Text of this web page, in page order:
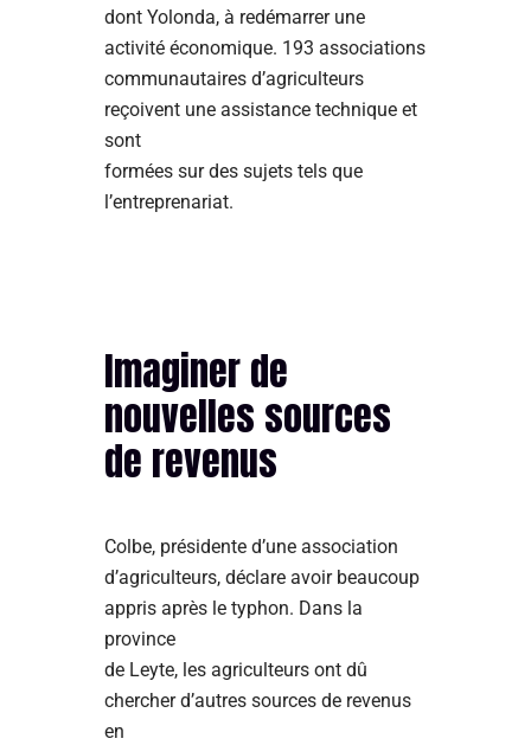
dont Yolonda, à redémarrer une
activité économique. 193 associations
communautaires d’agriculteurs
reçoivent une assistance technique et
sont
formées sur des sujets tels que
l’entreprenariat.
Imaginer de
nouvelles sources
de revenus
Colbe, présidente d’une association
d’agriculteurs, déclare avoir beaucoup
appris après le typhon. Dans la
province
de Leyte, les agriculteurs ont dû
chercher d’autres sources de revenus
en